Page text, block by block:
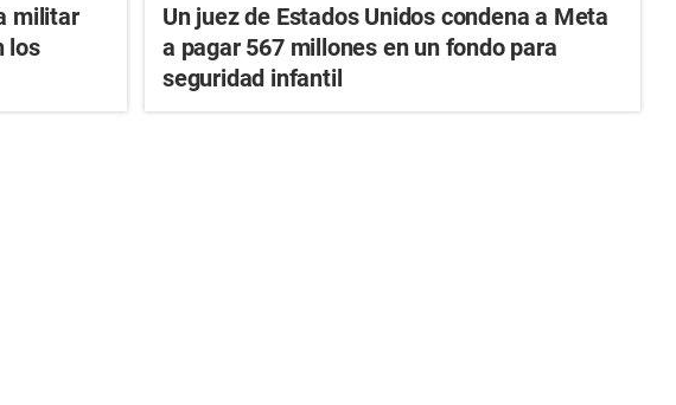
militar
los
Un juez de Estados Unidos condena a Meta
a pagar 567 millones en un fondo para
seguridad infantil